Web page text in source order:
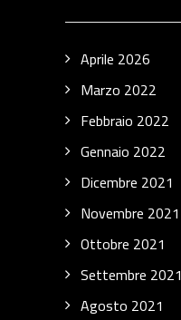
Aprile 2026
Marzo 2022
Febbraio 2022
Gennaio 2022
Dicembre 2021
Novembre 2021
Ottobre 2021
Settembre 2021
Agosto 2021